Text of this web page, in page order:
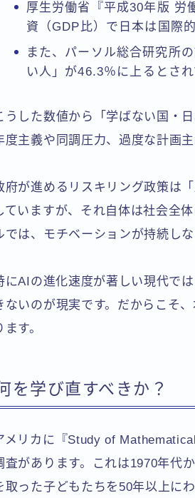
厚生労働省『平成30年版 労
資（GDP比）で日本は国際
また、パーソル総合研究所
い人」が46.3％に上るとさ
うした数値から「学ばない国・
度主義や同調圧力、過度な計画
府が進めるリスキリング政策は
ていますが、それ自体は社会全
では、モチベーションが持続し
にAIの進化速度が著しい現代で
ないのが現実です。だからこそ
ます。
を学び直すべきか？
メリカに『Study of
査があります。これは1970年代
取った子どもたちを50年以上に